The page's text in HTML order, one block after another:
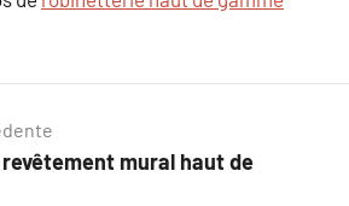
mural haut de